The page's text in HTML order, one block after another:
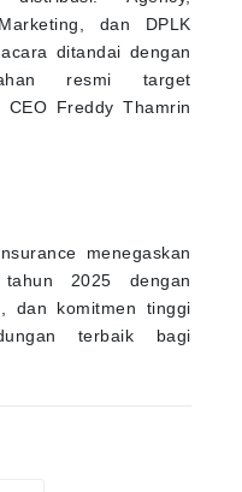
dan DPLK
ditandai dengan
resmi target
Freddy Thamrin
menegaskan
tahun 2025 dengan
dan komitmen tinggi
terbaik bagi